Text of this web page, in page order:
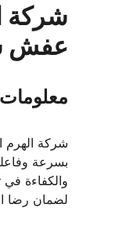
شركة
عفش
شركة الهرم
بسرعة
والكفاءة في
لضمان رضا